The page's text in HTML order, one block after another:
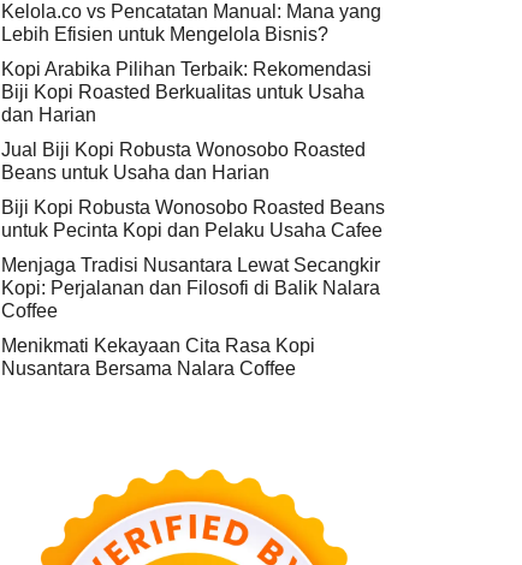
Kelola.co vs Pencatatan Manual: Mana yang
Lebih Efisien untuk Mengelola Bisnis?
Kopi Arabika Pilihan Terbaik: Rekomendasi
Biji Kopi Roasted Berkualitas untuk Usaha
dan Harian
Jual Biji Kopi Robusta Wonosobo Roasted
Beans untuk Usaha dan Harian
Biji Kopi Robusta Wonosobo Roasted Beans
untuk Pecinta Kopi dan Pelaku Usaha Cafee
Menjaga Tradisi Nusantara Lewat Secangkir
Kopi: Perjalanan dan Filosofi di Balik Nalara
Coffee
Menikmati Kekayaan Cita Rasa Kopi
Nusantara Bersama Nalara Coffee